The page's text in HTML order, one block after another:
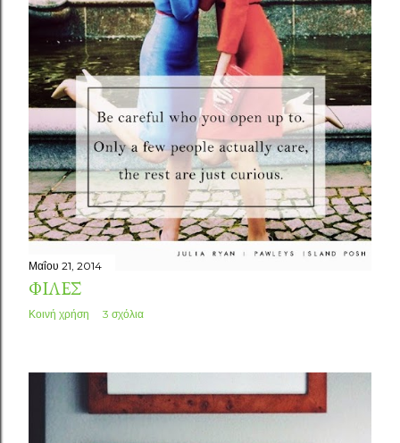
Μαΐου 21, 2014
ΦΊΛΕΣ
Κοινή χρήση 3 σχόλια